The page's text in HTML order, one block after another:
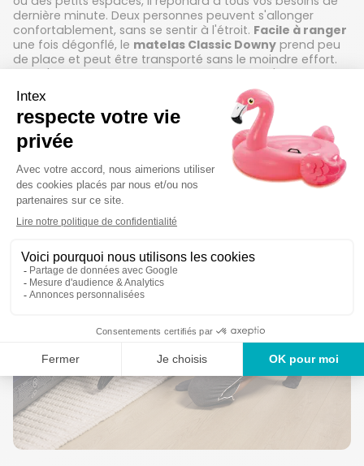
dernière minute. Deux personnes peuvent s'allonger
confortablement, sans se sentir à l'étroit. Facile à ranger
une fois dégonflé, le matelas Classic Downy prend peu
de place et peut être transporté sans le moindre effort.
Vous l'aurez compris, ce matelas gonflable s'adapte à
toutes les situations.